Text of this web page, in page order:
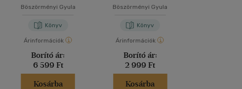
Böszörményi Gyula
Könyv
Árinformációk
Borító ár:
6 599 Ft
Kosárba
Böszörményi Gyula
Könyv
Árinformációk
Borító ár:
2 999 Ft
Kosárba